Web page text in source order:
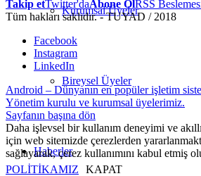
Kurumsal Üyeler
Bireysel Üyeler
Haberler
Takip etTwitter'daAbone OlRSS
Tüm hakları saklıdır. - TUYAD / 2018
Facebook
Instagram
LinkedIn
Android – Dünyanın en popüler işletim
Yönetim kurulu ve kurumsal üyelerimiz.
Sayfanın başına dön
Daha işlevsel bir kullanım deneyimi ve
için web sitemizde çerezlerden
sağlayarak, çerez kullanımını kabul etmiş
POLİTİKAMIZ
KAPAT